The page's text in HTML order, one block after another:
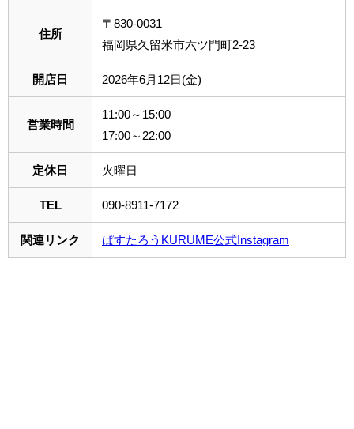
住所
〒830-0031
福岡県久留米市六ツ門町2-23
開店日 2026年6月12日(金)
営業時間
11:00～15:00
17:00～22:00
定休日 火曜日
TEL 090-8911-7172
関連リンク ぱすたろうKURUME公式Instagram